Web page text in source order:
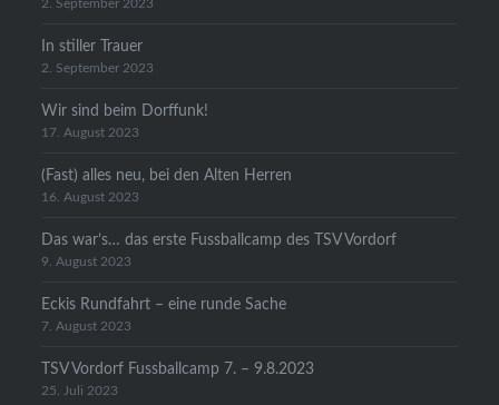
2. September 2023
In stiller Trauer
2. September 2023
Wir sind beim Dorffunk!
17. August 2023
(Fast) alles neu, bei den Alten Herren
16. August 2023
Das war’s… das erste Fussballcamp des TSV Vordorf
9. August 2023
Eckis Rundfahrt – eine runde Sache
7. August 2023
TSV Vordorf Fussballcamp 7. – 9.8.2023
25. Juli 2023